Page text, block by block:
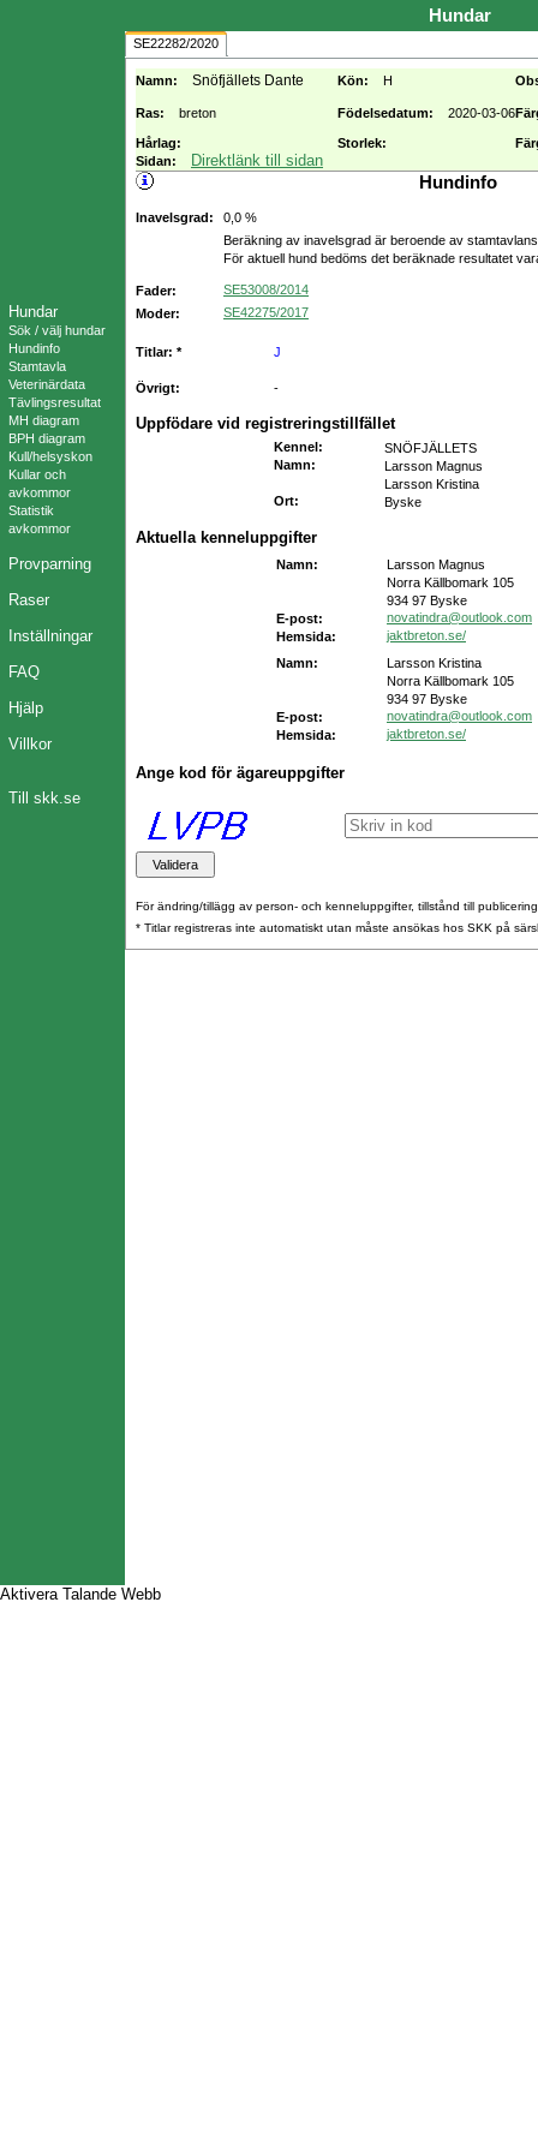
Hundar
Sök / välj hundar
Hundinfo
Stamtavla
Veterinärdata
Tävlingsresultat
MH diagram
BPH diagram
Kull/helsyskon
Kullar och
avkommor
Statistik
avkommor
Provparning
Raser
Inställningar
FAQ
Hjälp
Villkor
Till skk.se
Hundar
SE22282/2020
Namn: Snöfjällets Dante Kön: H
Ras: breton Födelsedatum: 2020-03-06
Hårlag: Storlek:
Sidan:
Direktlänk till sidan
Hundinfo
Inavelsgrad:
0,0 %
Beräkning av inavelsgrad är beroende av
För aktuell hund bedöms det beräknade resultatet
Fader:
SE53008/2014
Moder:
SE42275/2017
Titlar: * J
Övrigt: -
Uppfödare vid registreringstillfället
Kennel :
SNÖFJÄLLETS
Namn:
Larsson Magnus
Larsson Kristina
Ort: Byske
Aktuella kenneluppgifter
Namn:
Larsson Magnus
Norra Källbomark 105
934 97 Byske
E-post:
novatindra@outlook.com
Hemsida:
jaktbreton.se/
Namn:
Larsson Kristina
Norra Källbomark 105
934 97 Byske
E-post:
novatindra@outlook.com
Hemsida:
jaktbreton.se/
Ange kod för ägareuppgifter
För ändring/tillägg av person- och kenneluppgifter, tillstånd till
* Titlar registreras inte automatiskt utan måste ansökas hos SKK på
Aktivera Talande Webb